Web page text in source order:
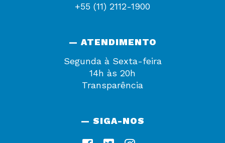
+55 (11) 2112-1900
— ATENDIMENTO
Segunda à Sexta-feira
14h às 20h
Transparência
— SIGA-NOS